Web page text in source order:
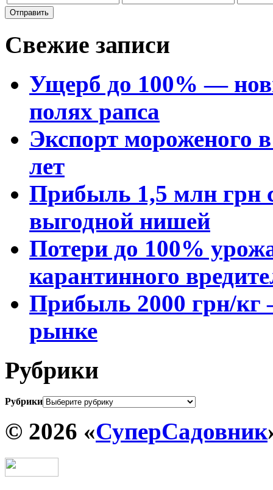
Свежие записи
Ущерб до 100% —
полях рапса
Экспорт мороженого
лет
Прибыль 1,5 млн грн
выгодной нишей
Потери до 100%
карантинного
Прибыль 2000 грн/кг
рынке
Рубрики
Рубрики
© 2026 «СуперСадовник